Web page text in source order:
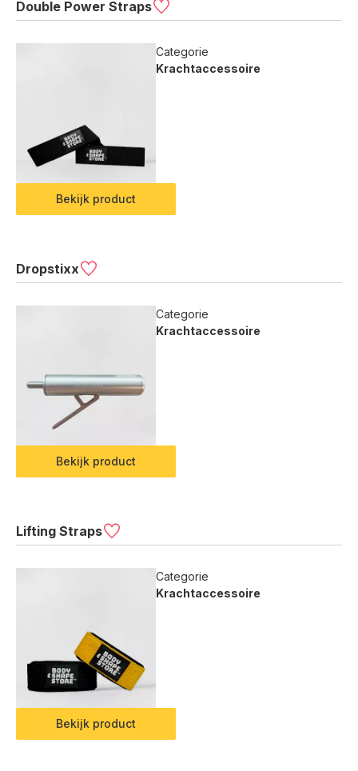
Double Power Straps
Categorie
Krachtaccessoire
Bekijk product
Dropstixx
Categorie
Krachtaccessoire
Bekijk product
Lifting Straps
Categorie
Krachtaccessoire
Bekijk product